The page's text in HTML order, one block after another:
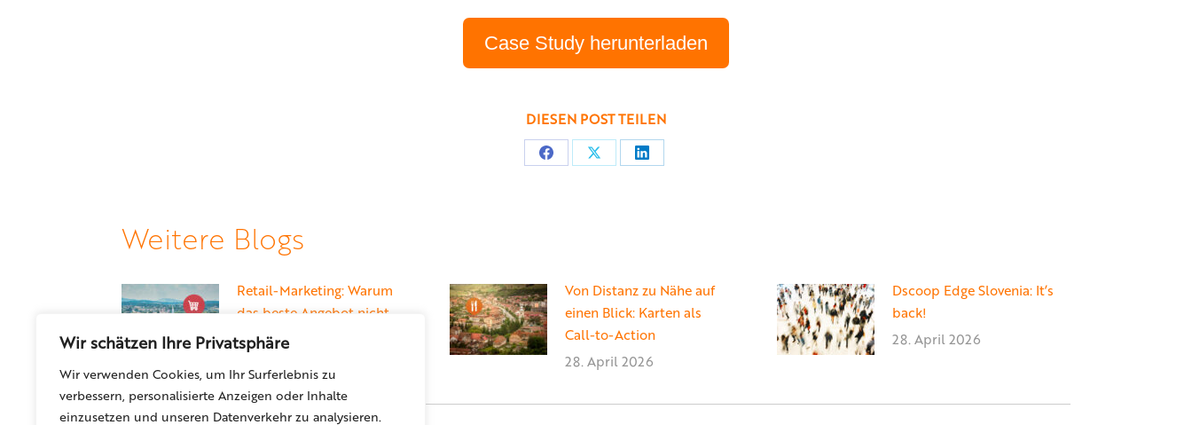
Wir schätzen Ihre Privatsphäre
Wir verwenden Cookies, um Ihr Surferlebnis zu
verbessern, personalisierte Anzeigen oder Inhalte
einzusetzen und unseren Datenverkehr zu analysieren.
Case Study herunterladen
DIESEN POST TEILEN
Teilen Teilen Teilen
Weitere Blogs
Retail-Marketing: Warum
das beste Angebot nicht
automatisch gewinnt
Von Distanz zu Nähe auf
einen Blick: Karten als
Call-to-Action
28. April 2026
Dscoop Edge Slovenia: It’s
back!
28. April 2026